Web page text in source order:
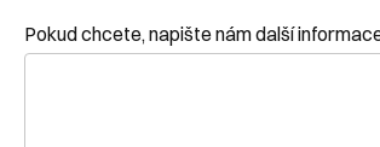
Pokud chcete, napište nám další